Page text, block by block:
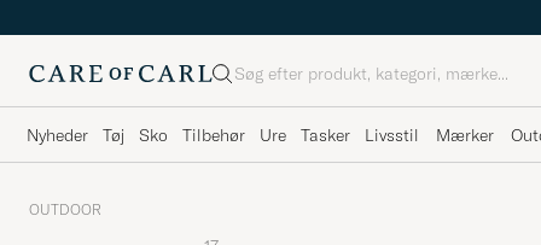
Søg
Nyheder Tøj Sko Tilbehør Ure Tasker Livsstil Mærker
OUTDOOR